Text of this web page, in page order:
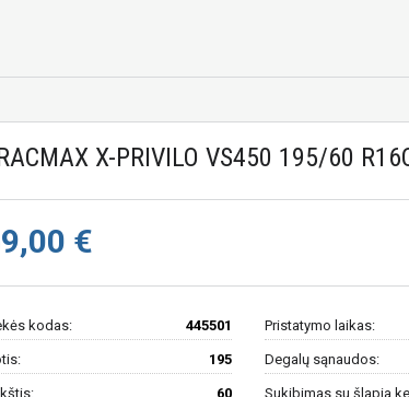
X-PRIVILO VS450 195/60
€
kodas: 445501 Pristatymo laikas:
195
60
Degalų sąnaudos:
Sukibimas su šlapia